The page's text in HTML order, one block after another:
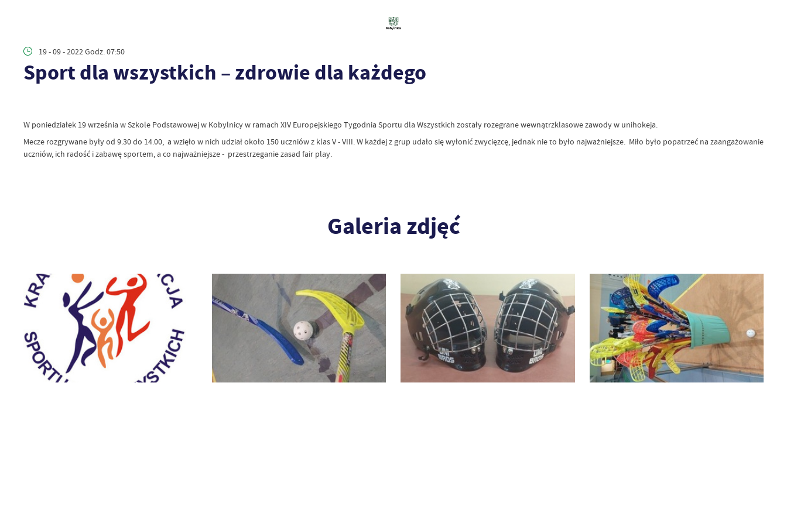
19 - 09 - 2022 Godz. 07:50
Sport dla wszystkich – zdrowie dla każdego
W poniedziałek 19 września w Szkole Podstawowej w Kobylnicy w ramach XIV Europejskiego Tygodnia Sportu dla Wszystkich zostały rozegrane wewnątrzklasowe zawody w unihokeja.
Mecze rozgrywane były od 9.30 do 14.00, a wzięło w nich udział około 150 uczniów z klas V - VIII. W każdej z grup udało się wyłonić zwycięzcę, jednak nie to było najważniejsze. Miło było popatrzeć na zaangażowanie
uczniów, ich radość i zabawę sportem, a co najważniejsze - przestrzeganie zasad fair play.
Galeria zdjęć